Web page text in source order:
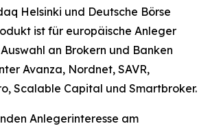
Helsinki und Deutsche Börse
ist für europäische Anleger
an Brokern und Banken
Avanza, Nordnet, SAVR,
Scalable Capital und Smartbroker.
Anlegerinteresse am